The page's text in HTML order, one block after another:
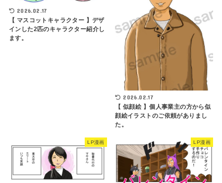
2026.02.17
【 マスコットキャラクター 】デザ
インした2匹のキャラクター紹介し
ます。
2026.02.17
【 似顔絵 】個人事業主の方から似
顔絵イラストのご依頼がありまし
た。
LP漫画 LP漫画